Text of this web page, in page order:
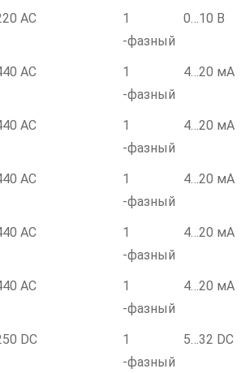
AC
1
-фазный
0…10 В
AC
1
-фазный
4…20 мА
AC
1
-фазный
4…20 мА
AC
1
-фазный
4…20 мА
AC
1
-фазный
4…20 мА
AC
1
-фазный
4…20 мА
DC
1
-фазный
5…32 DC